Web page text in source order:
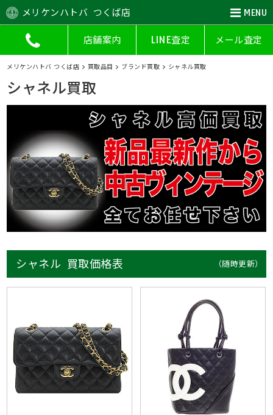
MENU
メリケンハトバ つくば店
店舗案内 LINE査定 メール査定
メリケンハトバ つくば店 > 買取品目 > ブランド買取 > シャネル買取
シャネル買取
シャネル 買取価格表 （随時更新）